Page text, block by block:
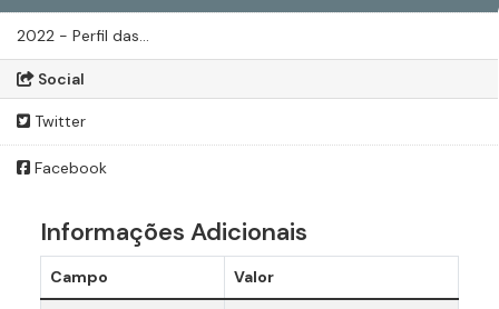
2022 - Perfil das...
Social
Twitter
Facebook
Informações Adicionais
Campo Valor